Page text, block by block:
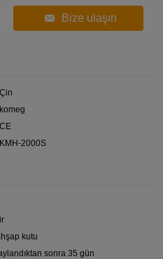
Bize ulaşın
Çin
komeg
CE
KMH-2000S
kutu
sonra 35 gün